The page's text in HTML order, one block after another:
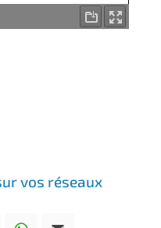
vos réseaux